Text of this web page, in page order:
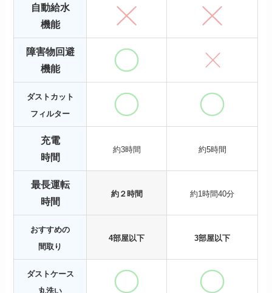
自動給水
機能
障害物回避
機能
ダストカット
フィルター
充電
時間
約3時間 約5時間
最長運転
時間
約２時間 約1時間40分
おすすめの
間取り
4部屋以下 3部屋以下
ダストケース
丸洗い